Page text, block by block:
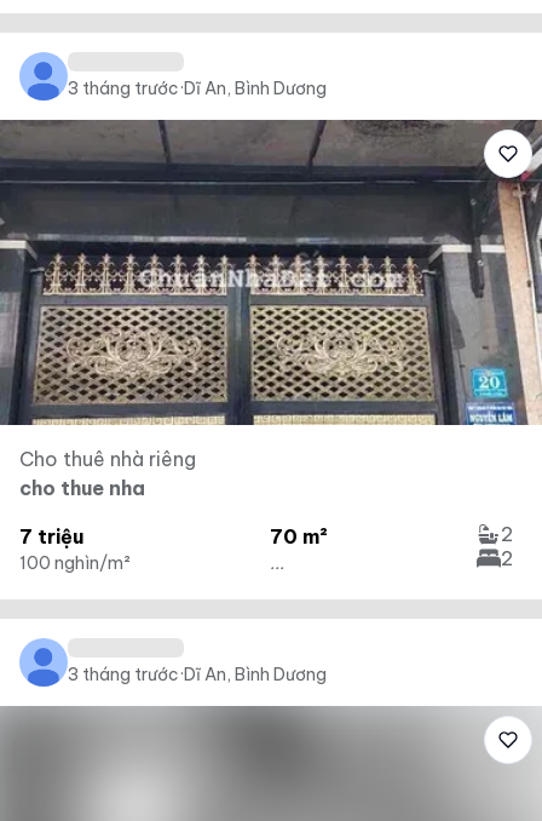
3 tháng trước·Dĩ An, Bình Dương
Cho thuê nhà riêng
cho thue nha
7 triệu
100 nghìn/m²
70 m²
...
2
2
3 tháng trước·Dĩ An, Bình Dương